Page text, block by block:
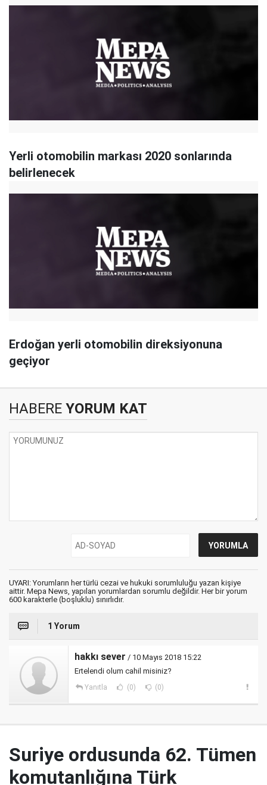
Yerli otomobilin markası 2020 sonlarında
belirlenecek
Erdoğan yerli otomobilin direksiyonuna
geçiyor
HABERE YORUM KAT
UYARI: Yorumların her türlü cezai ve hukuki sorumluluğu yazan kişiye
aittir. Mepa News, yapılan yorumlardan sorumlu değildir. Her bir yorum
600 karakterle (boşluklu) sınırlıdır.
1 Yorum
hakkı sever / 10 Mayıs 2018 15:22
Ertelendi olum cahil misiniz?
Yanıtla (0) (0)
Suriye ordusunda 62. Tümen
komutanlığına Türk